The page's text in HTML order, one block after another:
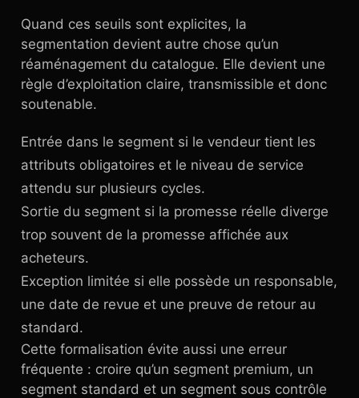
Quand ces seuils sont explicites, la
segmentation devient autre chose qu’un
réaménagement du catalogue. Elle devient une
règle d’exploitation claire, transmissible et donc
soutenable.
Entrée dans le segment si le vendeur tient les
attributs obligatoires et le niveau de service
attendu sur plusieurs cycles.
Sortie du segment si la promesse réelle diverge
trop souvent de la promesse affichée aux
acheteurs.
Exception limitée si elle possède un responsable,
une date de revue et une preuve de retour au
standard.
Cette formalisation évite aussi une erreur
fréquente : croire qu’un segment premium, un
segment standard et un segment sous contrôle